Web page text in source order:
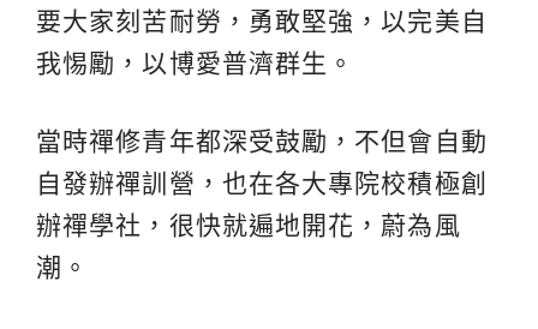
要大家刻苦耐勞，勇敢堅強，以完美自
我惕勵，以博愛普濟群生。
當時禪修青年都深受鼓勵，不但會自動
自發辦禪訓營，也在各大專院校積極創
辦禪學社，很快就遍地開花，蔚為風
潮。